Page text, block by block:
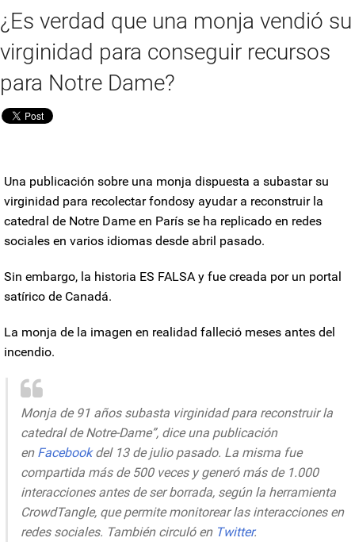
¿Es verdad que una monja vendió su
virginidad para conseguir recursos
para Notre Dame?
Una publicación sobre una monja dispuesta a subastar su
virginidad para recolectar fondosy ayudar a reconstruir la
catedral de Notre Dame en París se ha replicado en redes
sociales en varios idiomas desde abril pasado.
Sin embargo, la historia ES FALSA y fue creada por un portal
satírico de Canadá.
La monja de la imagen en realidad falleció meses antes del
incendio.
Monja de 91 años subasta virginidad para reconstruir la
catedral de Notre-Dame”, dice una publicación
enFacebookdel 13 de julio pasado. La misma fue
compartida más de 500 veces y generó más de 1.000
interacciones antes de ser borrada, según la herramienta
CrowdTangle, que permite monitorear las interacciones en
redes sociales. También circuló en Twitter.